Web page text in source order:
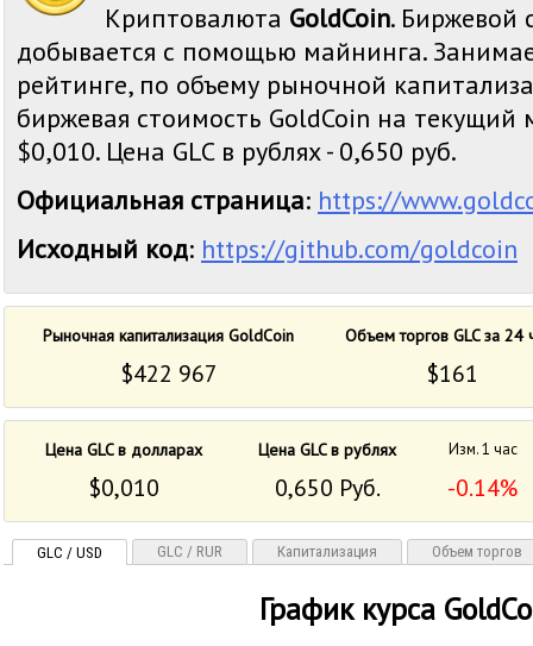
Криптовалюта GoldCoin. Биржевой
добывается с помощью майнинга.
рейтинге, по объему рыночной
биржевая стоимость GoldCoin на текущий
$0,010. Цена GLC в рублях - 0,650 руб.
Официальная страница: https://
Исходный код: https://github.com/goldcoin
Рыночная капитализация GoldCoin Объем торгов GLC за 24
$422 967 $161
Цена GLC в долларах Цена GLC в рублях Изм. 1 час
$0,010 0,650 Руб. -0.14%
GLC / USD GLC / RUR Капитализация Объем торгов
График курса